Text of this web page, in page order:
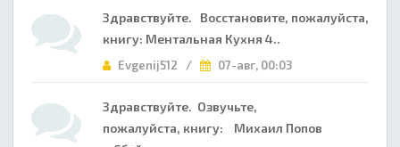
Здравствуйте. Восстановите, пожалуйста,
книгу: Ментальная Кухня 4..
Evgenij512 / 07-авг, 00:03
Здравствуйте. Озвучьте,
пожалуйста, книгу: Михаил Попов